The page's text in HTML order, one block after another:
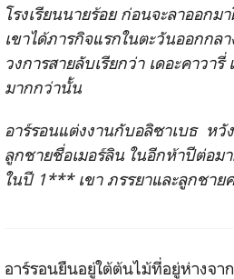
โรงเรียนนายร้อย ก่อนจะลาออก
เขาได้ภารกิจแรกในตะวันออกกล
วงการสายลับเรียกว่า เดอะคาวา
มากกว่านั้น
อาร์รอนแต่งงานกับอลิซาเบธ ห
ลูกชายชื่อเมอร์ลิน ในอีกห้าปีต่อม
ในปี 1*** เขา ภรรยาและลูกชาย
อาร์รอนยืนอยู่ใต้ต้นไม้ที่อยู่ห่างจา